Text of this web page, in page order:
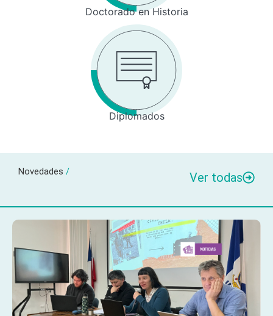
Doctorado en Historia
Diplomados
Novedades / Ver todas